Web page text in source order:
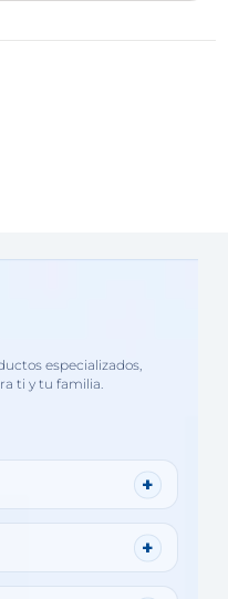
especializados,
ti y tu familia.